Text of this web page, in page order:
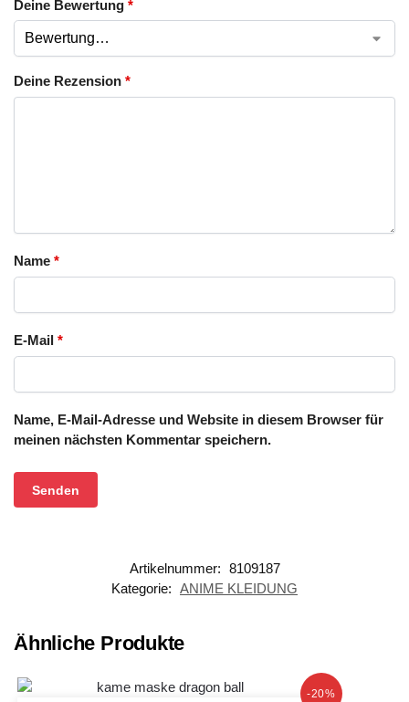
Deine Bewertung *
Deine Rezension *
Name *
E-Mail *
Name, E-Mail-Adresse und Website in diesem Browser für
meinen nächsten Kommentar speichern.
Artikelnummer: 8109187
Kategorie: ANIME KLEIDUNG
Ähnliche Produkte
-20%